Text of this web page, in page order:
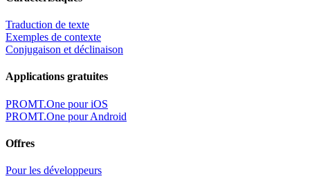
Traduction de texte
Exemples de contexte
Conjugaison et déclinaison
Applications gratuites
PROMT.One pour iOS
PROMT.One pour Android
Offres
Pour les développeurs